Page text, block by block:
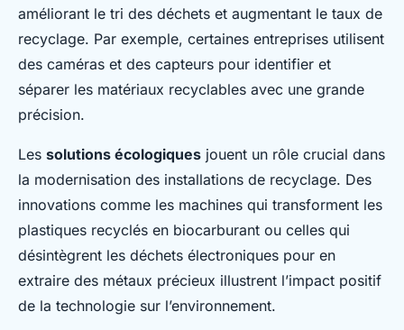
améliorant le tri des déchets et augmentant le taux de
recyclage. Par exemple, certaines entreprises utilisent
des caméras et des capteurs pour identifier et
séparer les matériaux recyclables avec une grande
précision.
Les solutions écologiques jouent un rôle crucial dans
la modernisation des installations de recyclage. Des
innovations comme les machines qui transforment les
plastiques recyclés en biocarburant ou celles qui
désintègrent les déchets électroniques pour en
extraire des métaux précieux illustrent l’impact positif
de la technologie sur l’environnement.